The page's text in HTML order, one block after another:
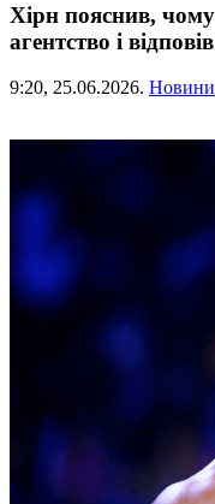
Хірн пояснив,
агентство і
9:20, 25.06.2026. Новини